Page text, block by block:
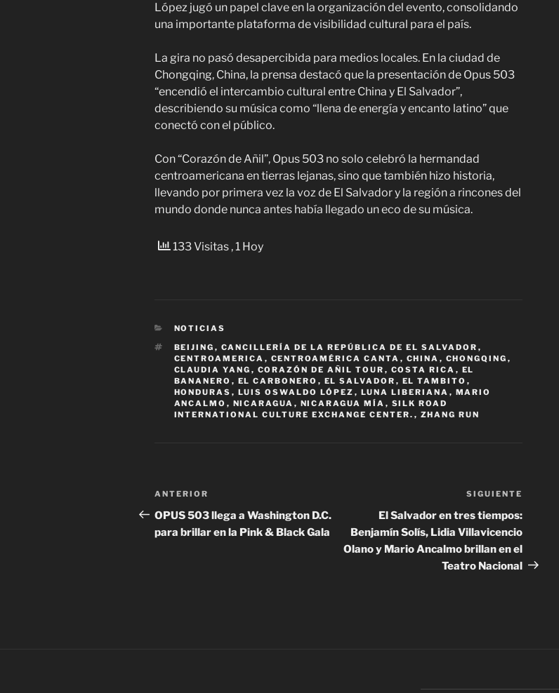
López jugó un papel clave en la organización del evento, consolidando
una importante plataforma de visibilidad cultural para el país.
La gira no pasó desapercibida para medios locales. En la ciudad de
Chongqing, China, la prensa destacó que la presentación de Opus 503
“encendió el intercambio cultural entre China y El Salvador”,
describiendo su música como “llena de energía y encanto latino” que
conectó con el público.
Con “Corazón de Añil”, Opus 503 no solo celebró la hermandad
centroamericana en tierras lejanas, sino que también hizo historia,
llevando por primera vez la voz de El Salvador y la región a rincones del
mundo donde nunca antes había llegado un eco de su música.
133 Visitas , 1 Hoy
CATEGORÍAS
NOTICIAS
ETIQUETAS
BEIJING , CANCILLERÍA DE LA REPÚBLICA DE EL SALVADOR ,
CENTROAMERICA , CENTROAMÉRICA CANTA , CHINA , CHONGQING ,
CLAUDIA YANG , CORAZÓN DE AÑIL TOUR , COSTA RICA , EL
BANANERO , EL CARBONERO , EL SALVADOR , EL TAMBITO ,
HONDURAS , LUIS OSWALDO LÓPEZ , LUNA LIBERIANA , MARIO
ANCALMO , NICARAGUA , NICARAGUA MÍA , SILK ROAD
INTERNATIONAL CULTURE EXCHANGE CENTER. , ZHANG RUN
Navegación
de
entradas
Entrada
anterior:
ANTERIOR
OPUS 503 llega a Washington D.C.
para brillar en la Pink & Black Gala
entrada
SIGUIENTE
El Salvador en tres tiempos:
Benjamín Solís, Lidia Villavicencio
Olano y Mario Ancalmo brillan en el
Teatro Nacional